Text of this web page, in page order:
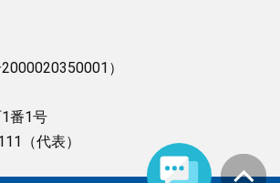
2000020350001）
番1号
（代表）